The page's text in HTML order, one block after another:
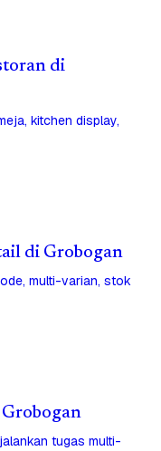
di
kitchen display,
di Grobogan
multi-varian, stok
Grobogan
tugas multi-